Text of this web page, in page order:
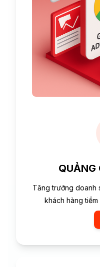
QUẢNG
Tăng trưởng doanh
khách hàng